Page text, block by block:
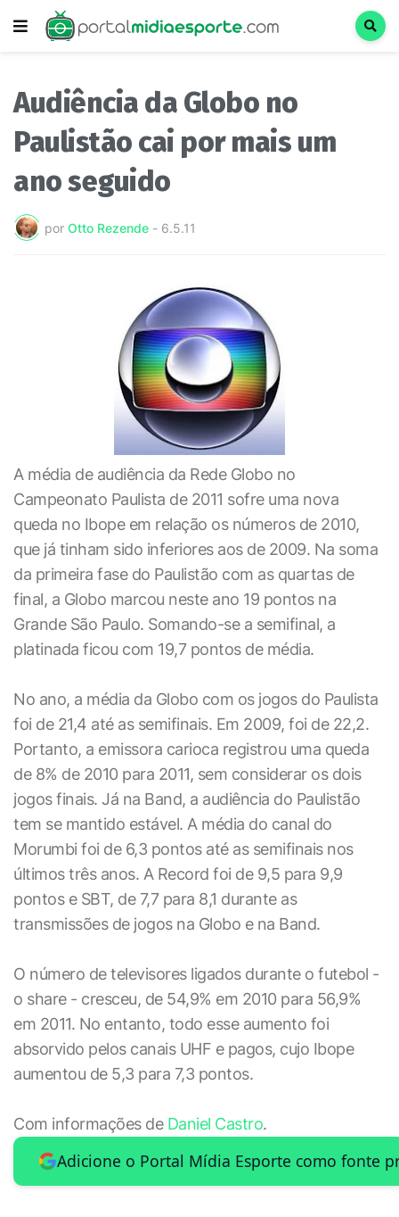
Audiência da Globo no
Paulistão cai por mais um
ano seguido
por Otto Rezende - 6.5.11
A média de audiência da Rede Globo no
Campeonato Paulista de 2011 sofre uma nova
queda no Ibope em relação os números de 2010,
que já tinham sido inferiores aos de 2009. Na soma
da primeira fase do Paulistão com as quartas de
final, a Globo marcou neste ano 19 pontos na
Grande São Paulo. Somando-se a semifinal, a
platinada ficou com 19,7 pontos de média.
No ano, a média da Globo com os jogos do Paulista
foi de 21,4 até as semifinais. Em 2009, foi de 22,2.
Portanto, a emissora carioca registrou uma queda
de 8% de 2010 para 2011, sem considerar os dois
jogos finais. Já na Band, a audiência do Paulistão
tem se mantido estável. A média do canal do
Morumbi foi de 6,3 pontos até as semifinais nos
últimos três anos. A Record foi de 9,5 para 9,9
pontos e SBT, de 7,7 para 8,1 durante as
transmissões de jogos na Globo e na Band.
O número de televisores ligados durante o futebol -
o share - cresceu, de 54,9% em 2010 para 56,9%
em 2011. No entanto, todo esse aumento foi
absorvido pelos canais UHF e pagos, cujo Ibope
aumentou de 5,3 para 7,3 pontos.
Com informações de Daniel Castro.
Adicione o Portal Mídia Esporte como fonte